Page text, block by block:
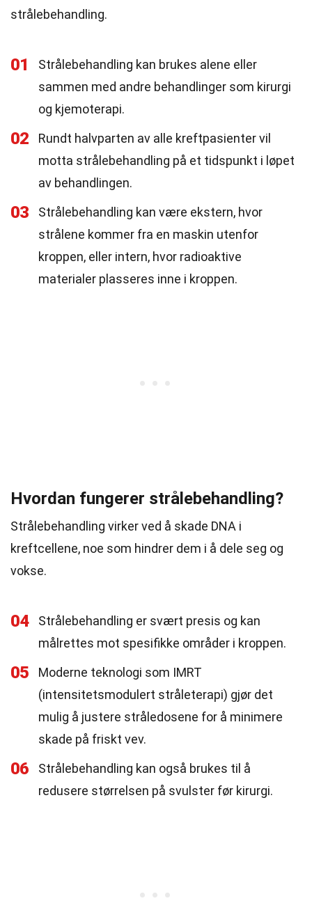
strålebehandling.
01
Strålebehandling kan brukes alene eller
sammen med andre behandlinger som kirurgi
og kjemoterapi.
02
Rundt halvparten av alle kreftpasienter vil
motta strålebehandling på et tidspunkt i løpet
av behandlingen.
03
Strålebehandling kan være ekstern, hvor
strålene kommer fra en maskin utenfor
kroppen, eller intern, hvor radioaktive
materialer plasseres inne i kroppen.
Hvordan fungerer strålebehandling?
Strålebehandling virker ved å skade DNA i
kreftcellene, noe som hindrer dem i å dele seg og
vokse.
04
Strålebehandling er svært presis og kan
målrettes mot spesifikke områder i kroppen.
05
Moderne teknologi som IMRT
(intensitetsmodulert stråleterapi) gjør det
mulig å justere stråledosene for å minimere
skade på friskt vev.
06
Strålebehandling kan også brukes til å
redusere størrelsen på svulster før kirurgi.